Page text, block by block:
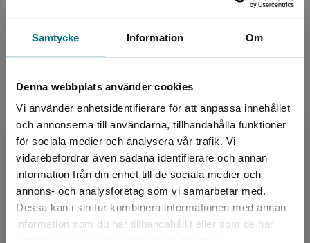
Samtycke Information Om
Denna webbplats använder cookies
Vi använder enhetsidentifierare för att anpassa innehållet
och annonserna till användarna, tillhandahålla funktioner
för sociala medier och analysera vår trafik. Vi
vidarebefordrar även sådana identifierare och annan
information från din enhet till de sociala medier och
annons- och analysföretag som vi samarbetar med.
Dessa kan i sin tur kombinera informationen med annan
information som du har tillhandahållit eller som de har
Begränsad fraktregion
Det verkar som att du besöker
Drakstaden
Fyra olika nivåer
Böckerna i Läsraketen är indelade i fyra nivåer –röd,
blå, grön och gul– där svårighetsgraden ökar stegvis.
Detta ger eleverna tidiga framgångar, trygghet i sin
läsning och motivation att läsa vidare.
Arbeta tematiskt med böcker